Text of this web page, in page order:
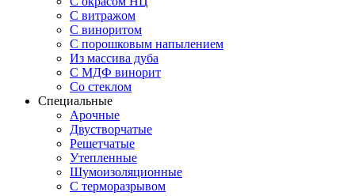
С витражом
С виноритом
С порошковым напылением
Из массива дуба
С МДФ винорит
Со стеклом
Специальные
Арочные
Двустворчатые
Решетчатые
Утепленные
Шумоизоляционные
С терморазрывом